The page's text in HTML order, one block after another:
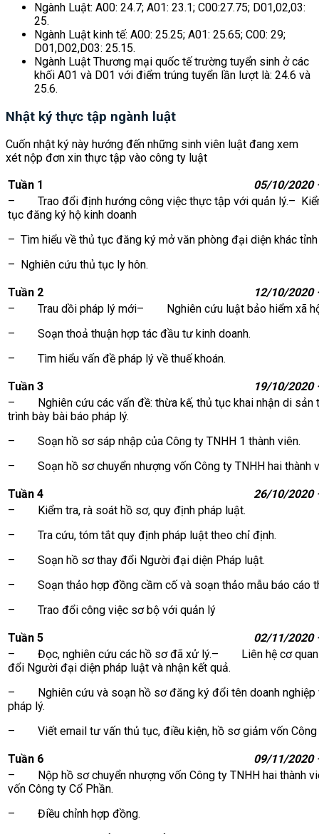
Ngành Luật: A00: 24.7; A01: 23.1; C00:27.75; D01,02,03:
25.
Ngành Luật kinh tế: A00: 25.25; A01: 25.65; C00: 29;
D01,D02,D03: 25.15.
Ngành Luật Thương mại quốc tế trường tuyển sinh ở các
khối A01 và D01 với điểm trúng tuyển lần lượt là: 24.6 và
25.6.
Nhật ký thực tập ngành luật
Cuốn nhật ký này hướng đến những sinh viên luật đang xem
xét nộp đơn xin thực tập vào công ty luật
Tuần 1
05/10/2020
– Trao đổi định hướng công việc thực tập với quản lý.–
tục đăng ký hộ kinh doanh
– Tìm hiểu về thủ tục đăng ký mở văn phòng đại diện khác tỉnh
– Nghiên cứu thủ tục ly hôn.
Tuần 2
12/10/2020
– Trau dồi pháp lý mới– Nghiên cứu luật bảo hiểm xã
– Soạn thoả thuận hợp tác đầu tư kinh doanh.
– Tìm hiểu vấn đề pháp lý về thuế khoán.
Tuần 3
19/10/2020
– Nghiên cứu các vấn đề: thừa kế, thủ tục khai nhận di
trình bày bài báo pháp lý.
– Soạn hồ sơ sáp nhập của Công ty TNHH 1 thành viên.
– Soạn hồ sơ chuyển nhượng vốn Công ty TNHH hai thành
Tuần 4
26/10/2020
– Kiểm tra, rà soát hồ sơ, quy định pháp luật.
– Tra cứu, tóm tắt quy định pháp luật theo chỉ định.
– Soạn hồ sơ thay đổi Người đại diện Pháp luật.
– Soạn thảo hợp đồng cầm cố và soạn thảo mẫu báo cáo
– Trao đổi công việc sơ bộ với quản lý
Tuần 5
02/11/2020
– Đọc, nghiên cứu các hồ sơ đã xử lý.– Liên hệ cơ quan
đổi Người đại diện pháp luật và nhận kết quả.
– Nghiên cứu và soạn hồ sơ đăng ký đổi tên doanh nghiệp
pháp lý.
– Viết email tư vấn thủ tục, điều kiện, hồ sơ giảm vốn Công
Tuần 6
09/11/2020
– Nộp hồ sơ chuyển nhượng vốn Công ty TNHH hai
vốn Công ty Cổ Phần.
– Điều chỉnh hợp đồng.